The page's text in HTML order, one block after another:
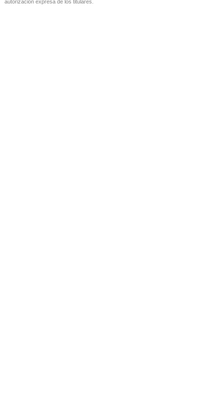
autorización expresa de los titulares.